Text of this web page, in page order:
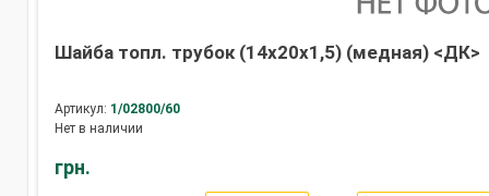
Шайба топл. трубок (14х20х1,5) (медная) <ДК>
Артикул: 1/02800/60
Нет в наличии
грн.